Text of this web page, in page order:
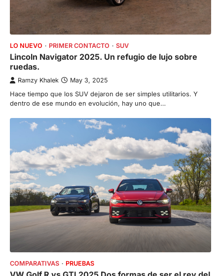
LO NUEVO PRIMER CONTACTO SUV
Lincoln Navigator 2025. Un refugio de lujo sobre
ruedas.
Ramzy Khalek May 3, 2025
Hace tiempo que los SUV dejaron de ser simples utilitarios. Y
dentro de ese mundo en evolución, hay uno que…
COMPARATIVAS PRUEBAS